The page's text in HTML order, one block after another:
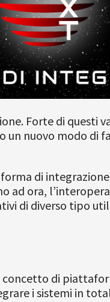
Forte di questi
nuovo modo di
di
ad ora,
di diverso tipo
di
i sistemi in